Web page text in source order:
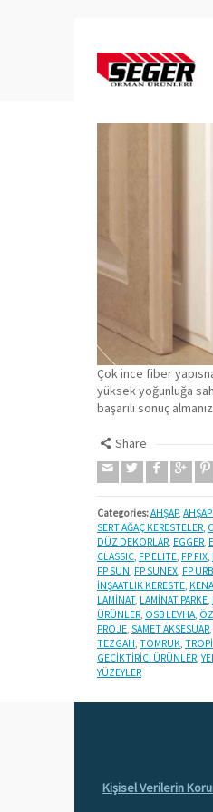
Çok ince fiber
yüksek yoğunluğa
başarılı sonuç
Share
Categories:AHŞAP,
SERT AĞAÇ KERESTELER,
DÜZ DEKORLAR, EGGER,
CLASSIC, FP ELITE, FP FIX,
FP SUN, FP SUNEX, FP
İNŞAATLIK KERESTE,
LAMİNAT, LAMİNAT PARKE,
ÜRÜNLER, OSB LEVHA,
PROJE, SAMET AKSESUAR,
TEZGAH, TOMRUK,
GECİKTİRİCİ ÜRÜNLER,
YÜZEYLER
Kişisel Verilerin